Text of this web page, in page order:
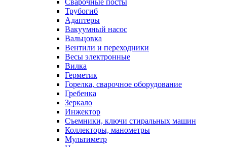
Сварочные посты
Трубогиб
Aдаптеры
Вакуумный насос
Вальцовка
Вентили и переходники
Весы электронные
Вилка
Герметик
Горелка, сварочное оборудование
Гребенка
Зеркало
Инжектор
Съемники, ключи стиральных машин
Коллекторы, манометры
Мультиметр